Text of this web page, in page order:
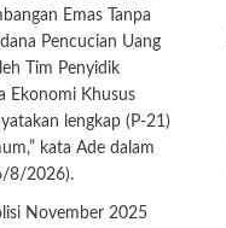
Emas Tanpa
Pencucian Uang
Tim Penyidik
Ekonomi Khusus
lengkap (P-21)
kata Ade dalam
8/2026).
November 2025